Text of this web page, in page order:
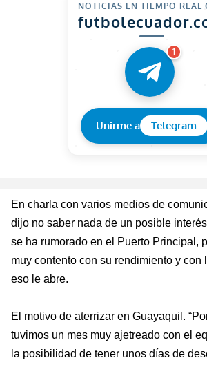
NOTICIAS EN TIEMPO REAL
1
Unirme a Telegram
En charla con varios medios de
dijo no saber nada de un posible
se ha rumorado en el Puerto Principal,
muy contento con su rendimiento y con
eso le abre.
El motivo de aterrizar en Guayaquil.
tuvimos un mes muy ajetreado con el
la posibilidad de tener unos días de